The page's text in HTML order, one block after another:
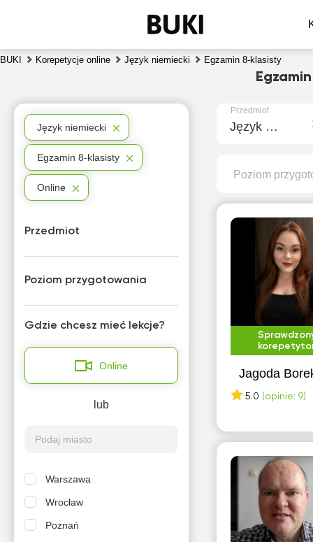
BUKI Korepetycje online Język niemiecki Egzamin 8-klasisty
Przedmiot
Język niemiecki
Poziom
Jagoda
5.0 (opinie: 9)
Język niemiecki
Egzamin 8-klasisty
Online
Przedmiot
Poziom przygotowania
Gdzie chcesz mieć lekcje?
Online
lub
Warszawa
Wrocław
Poznań